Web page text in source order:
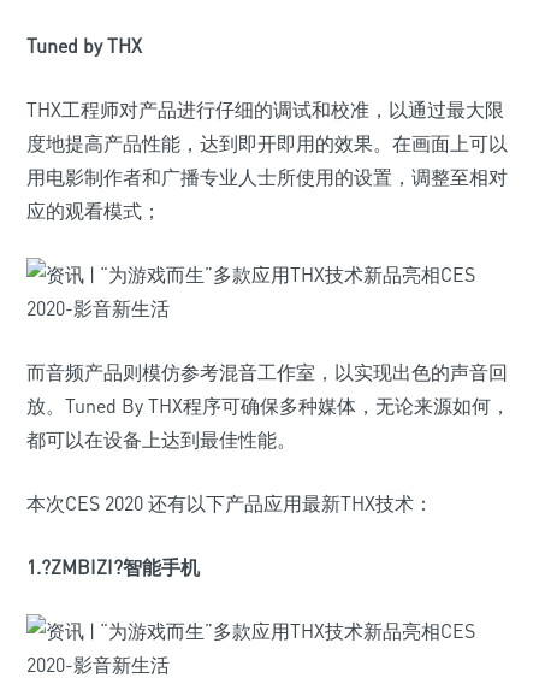
Tuned by THX
THX工程师对产品进行仔细的调试和校准，以通过最大限
度地提高产品性能，达到即开即用的效果。在画面上可以
用电影制作者和广播专业人士所使用的设置，调整至相对
应的观看模式；
而音频产品则模仿参考混音工作室，以实现出色的声音回
放。Tuned By THX程序可确保多种媒体，无论来源如何，
都可以在设备上达到最佳性能。
本次CES 2020 还有以下产品应用最新THX技术：
1.?ZMBIZI?智能手机